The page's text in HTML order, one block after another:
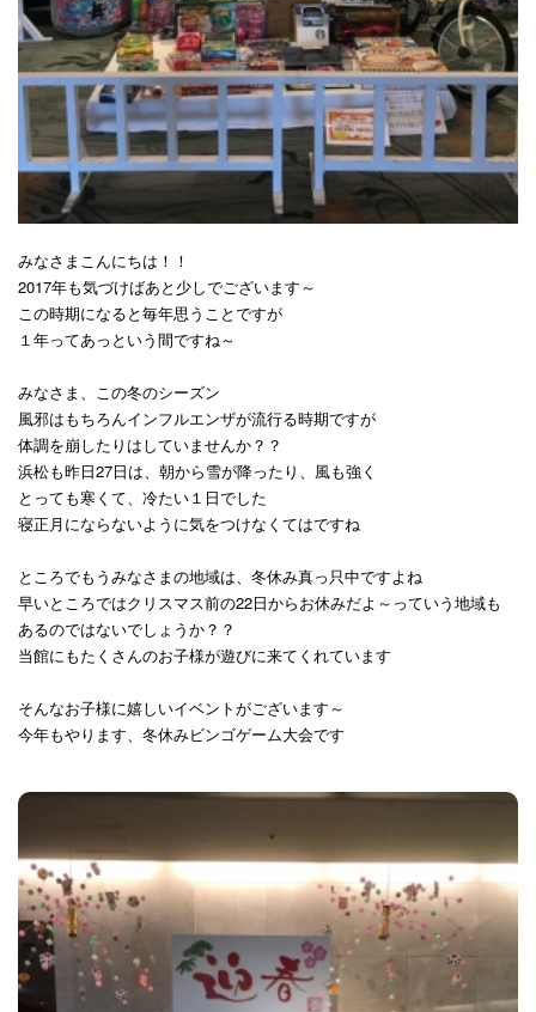
みなさまこんにちは！！
2017年も気づけばあと少しでございます～
この時期になると毎年思うことですが
１年ってあっという間ですね～
みなさま、この冬のシーズン
風邪はもちろんインフルエンザが流行る時期ですが
体調を崩したりはしていませんか？？
浜松も昨日27日は、朝から雪が降ったり、風も強く
とっても寒くて、冷たい１日でした
寝正月にならないように気をつけなくてはですね
ところでもうみなさまの地域は、冬休み真っ只中ですよね
早いところではクリスマス前の22日からお休みだよ～っていう地域も
あるのではないでしょうか？？
当館にもたくさんのお子様が遊びに来てくれています
そんなお子様に嬉しいイベントがございます～
今年もやります、冬休みビンゴゲーム大会です